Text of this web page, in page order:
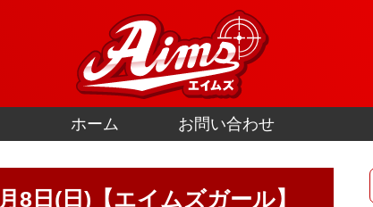
ホーム お問い合わせ
8日(日)【エイムズガール】